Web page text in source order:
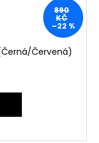
890
KČ
–22 %
Červená)